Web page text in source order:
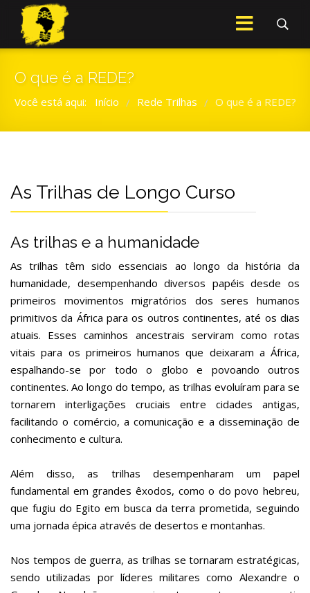
O que é a REDE?
Você está aqui: Início / Rede Trilhas / O que é a REDE?
As Trilhas de Longo Curso
As trilhas e a humanidade
As trilhas têm sido essenciais ao longo da história da
humanidade, desempenhando diversos papéis desde os
primeiros movimentos migratórios dos seres humanos
primitivos da África para os outros continentes, até os dias
atuais. Esses caminhos ancestrais serviram como rotas
vitais para os primeiros humanos que deixaram a África,
espalhando-se por todo o globo e povoando outros
continentes. Ao longo do tempo, as trilhas evoluíram para se
tornarem interligações cruciais entre cidades antigas,
facilitando o comércio, a comunicação e a disseminação de
conhecimento e cultura.
Além disso, as trilhas desempenharam um papel
fundamental em grandes êxodos, como o do povo hebreu,
que fugiu do Egito em busca da terra prometida, seguindo
uma jornada épica através de desertos e montanhas.
Nos tempos de guerra, as trilhas se tornaram estratégicas,
sendo utilizadas por líderes militares como Alexandre o